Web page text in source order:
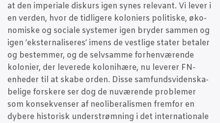
at den impe­ri­a­le dis­kurs igen synes rele­vant. Vi lever i
en ver­den, hvor de tid­li­ge­re kolo­ni­ers poli­ti­ske, øko­
no­mi­ske og soci­a­le syste­mer igen bry­der sam­men og
igen ’ekster­na­li­se­res’ imens de vest­li­ge sta­ter beta­ler
og bestem­mer, og de selv­sam­me for­hen­væ­ren­de
kolo­ni­er, der leve­re­de kolo­ni­hæ­re, nu leve­rer FN-
enhe­der til at ska­be orden. Dis­se sam­funds­vi­den­ska­
be­li­ge for­ske­re ser dog de nuvæ­ren­de pro­ble­mer
som kon­se­kven­ser af neoli­be­ra­lis­men frem­for en
dybe­re histo­risk under­strøm­ning i det inter­na­tio­na­le